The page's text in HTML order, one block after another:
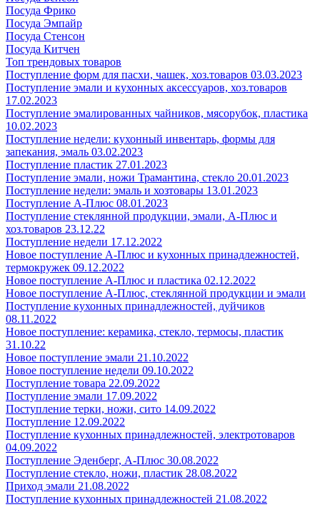
Посуда Фрико
Посуда Эмпайр
Посуда Стенсон
Посуда Китчен
Топ трендовых товаров
Поступление форм для пасхи, чашек, хоз.товаров 03.03.2023
Поступление эмали и кухонных аксессуаров, хоз.товаров
17.02.2023
Поступление эмалированных чайников, мясорубок, пластика
10.02.2023
Поступление недели: кухонный инвентарь, формы для
запекания, эмаль 03.02.2023
Поступление пластик 27.01.2023
Поступление эмали, ножи Трамантина, стекло 20.01.2023
Поступление недели: эмаль и хозтовары 13.01.2023
Поступление А-Плюс 08.01.2023
Поступление стеклянной продукции, эмали, А-Плюс и
хоз.товаров 23.12.22
Поступление недели 17.12.2022
Новое поступление А-Плюс и кухонных принадлежностей,
термокружек 09.12.2022
Новое поступление А-Плюс и пластика 02.12.2022
Новое поступление А-Плюс, стеклянной продукции и эмали
Поступление кухонных принадлежностей, дуйчиков
08.11.2022
Новое поступление: керамика, стекло, термосы, пластик
31.10.22
Новое поступление эмали 21.10.2022
Новое поступление недели 09.10.2022
Поступление товара 22.09.2022
Поступление эмали 17.09.2022
Поступление терки, ножи, сито 14.09.2022
Поступление 12.09.2022
Поступление кухонных принадлежностей, электротоваров
04.09.2022
Поступление Эденберг, А-Плюс 30.08.2022
Поступление стекло, ножи, пластик 28.08.2022
Приход эмали 21.08.2022
Поступление кухонных принадлежностей 21.08.2022